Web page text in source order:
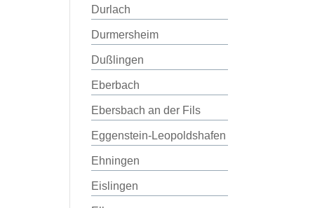
Durlach
Durmersheim
Dußlingen
Eberbach
Ebersbach an der Fils
Eggenstein-Leopoldshafen
Ehningen
Eislingen